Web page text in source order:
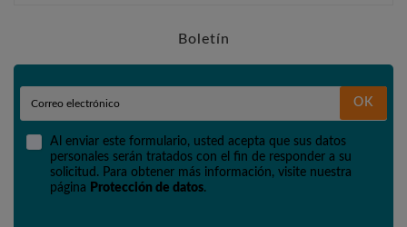
Boletín
OK
Al enviar este formulario, usted acepta que sus datos
personales serán tratados con el fin de responder a su
solicitud. Para obtener más información, visite nuestra
página Protección de datos.